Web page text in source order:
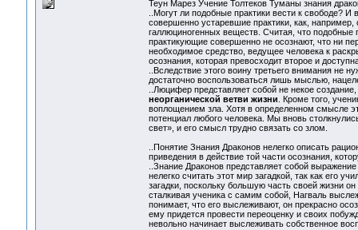
Теун Марез Учение Толтеков Туманы знания
..Могут ли подобные практики вести к свободе?
совершенно устаревшие практики, как, например,
галлюциногенных веществ. Считая, что подобные
практикующие совершенно не осознают, что ни
необходимое средство, ведущее человека к
осознания, которая превосходит второе и
..Вследствие этого воину третьего внимания не
достаточно воспользоваться лишь мыслью,
..Люцифер представляет собой не некое
неорганической ветви жизни . Кроме того,
воплощением зла. Хотя в определенном смысле
потенциал любого человека. Мы вновь
свет», и его смысл трудно связать со злом.
..Понятие Знания Драконов нелегко описать
приведения в действие той части осознания,
..Знание Драконов представляет собой
нелегко считать этот мир загадкой, так как его
загадки, поскольку большую часть своей жизни
сталкивая ученика с самим собой, Нагваль
понимает, что его выслеживают, он прекрасно
ему придется провести переоценку и своих
невольно начинает выслеживать собственное